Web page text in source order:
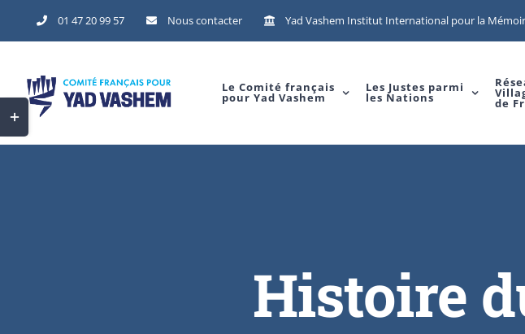
01 47 20 99 57 Nous contacter Yad Vashem Institut International pour la
Le Comité français
pour Yad Vashem
Les Justes parmi
les Nations de
Histoire